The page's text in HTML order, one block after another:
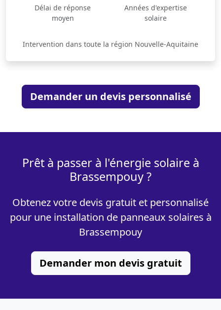
Délai de réponse
moyen
Années d'expertise
solaire
Intervention dans toute la région Nouvelle-Aquitaine
Demander un devis personnalisé
Prêt à passer à l'énergie solaire à
Brassempouy ?
Obtenez votre devis gratuit et personnalisé
pour une installation de panneaux solaires à
Brassempouy
Demander mon devis gratuit